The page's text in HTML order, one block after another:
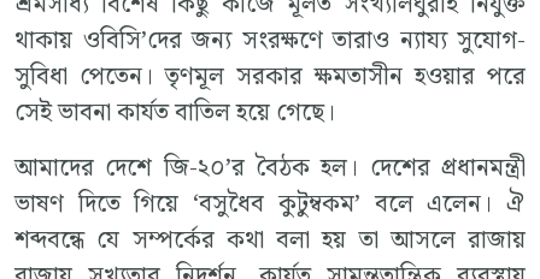
থাকায় ওবিসি’দের জন্য সংরক্ষণে তারাও ন্যায্য সুযোগ-
সুবিধা পেতেন। তৃণমূল সরকার ক্ষমতাসীন হওয়ার পরে
সেই ভাবনা কার্যত বাতিল হয়ে গেছে।
আমাদের দেশে জি-২০’র বৈঠক হল। দেশের প্রধানমন্ত্রী
ভাষণ দিতে গিয়ে ‘বসুধৈব কুটুম্বকম’ বলে এলেন। ঐ
শব্দবন্ধে যে সম্পর্কের কথা বলা হয় তা আসলে রাজায়